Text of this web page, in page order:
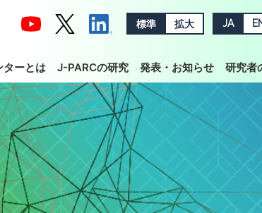
標準 拡大 JA
ーとは J-PARCの研究 発表・お知らせ 研究者